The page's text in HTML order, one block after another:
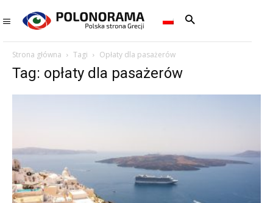
Strona główna Tagi Opłaty dla pasażerów
Tag: opłaty dla pasażerów